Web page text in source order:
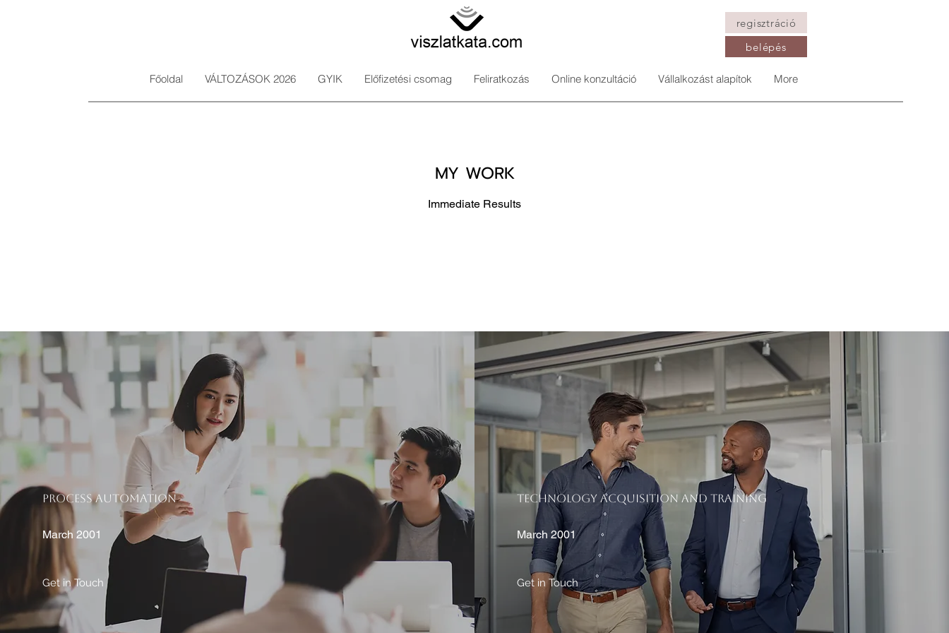
Főoldal VÁLTOZÁSOK 2026 GYIK Előfizetési csomag Feliratkozás Online konzultáció Vállalkozást alapítok More
regisztráció
belépés
MY WORK
Immediate Results
PROCESS AUTOMATION
March 2001
Get in Touch
TECHNOLOGY ACQUISITION AND TRAINING
March 2001
Get in Touch